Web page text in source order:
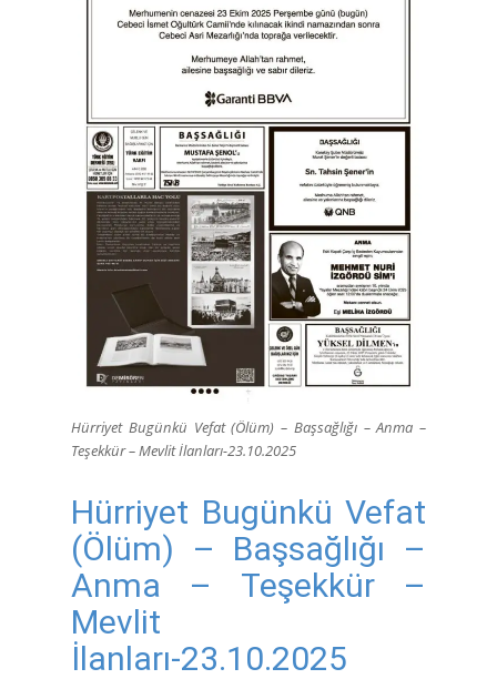
Hürriyet Bugünkü Vefat (Ölüm) – Başsağlığı – Anma –
Teşekkür – Mevlit İlanları-23.10.2025
Hürriyet Bugünkü Vefat
(Ölüm) – Başsağlığı –
Anma – Teşekkür –
Mevlit
İlanları-23.10.2025